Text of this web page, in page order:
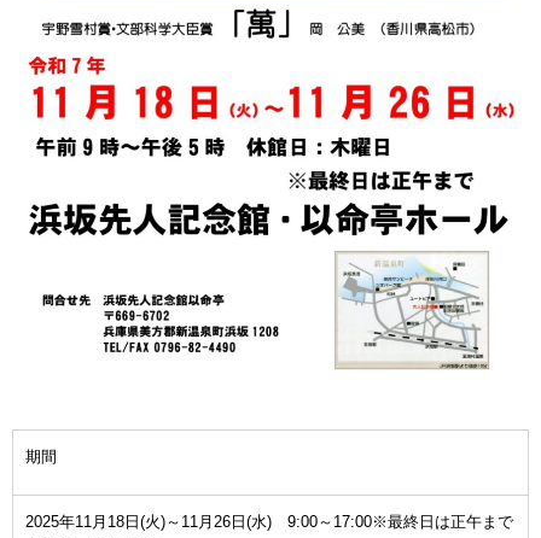
期間
2025年11月18日(火)～11月26日(水) 9:00～17:00※最終日は正午まで